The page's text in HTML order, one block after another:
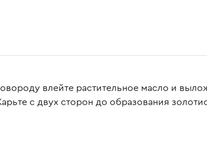
влейте растительное масло и
с двух сторон до образования